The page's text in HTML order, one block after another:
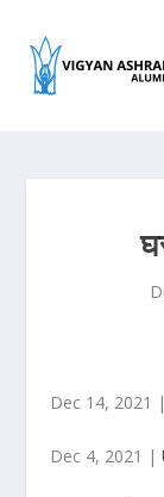
Dec 14,
Dec 4, 2021 |